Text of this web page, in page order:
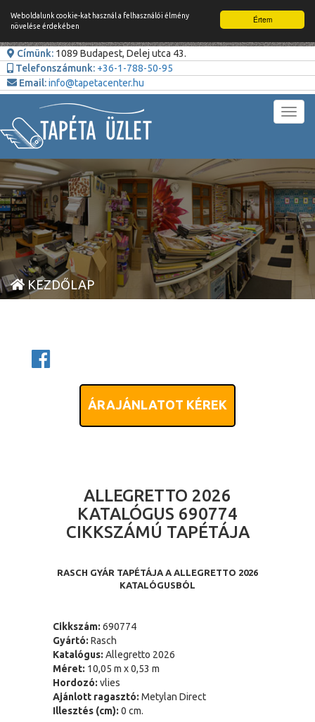
Értem
Weboldalunk cookie-kat használ a felhasználói élmény
növelése érdekében
Címünk: 1089 Budapest, Delej utca 43.
Telefonszámunk: +36-1-788-50-95
Email:info@tapetacenter.hu
KEZDŐLAP
ÁRAJÁNLATOT KÉREK
ALLEGRETTO 2026
KATALÓGUS 690774
CIKKSZÁMÚ TAPÉTÁJA
RASCH GYÁR TAPÉTÁJA A ALLEGRETTO 2026
KATALÓGUSBÓL
Cikkszám: 690774
Gyártó: Rasch
Katalógus: Allegretto 2026
Méret: 10,05 m x 0,53 m
Hordozó: vlies
Ajánlott ragasztó: Metylan Direct
Illesztés (cm): 0 cm.